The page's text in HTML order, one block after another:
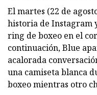
El martes (22 de
historia de Instagram
ring de boxeo en el
continuación, Blue
acalorada
una camiseta blanca
boxeo mientras otro